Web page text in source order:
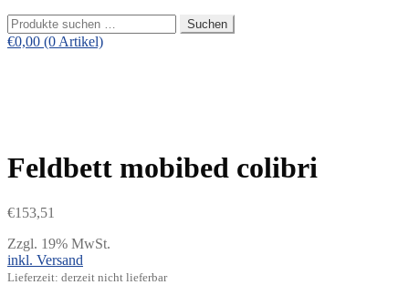
Suchen
nach:
Suchen
€0,00 (0 Artikel)
Feldbett mobibed colibri
€153,51
Zzgl. 19% MwSt.
inkl. Versand
Lieferzeit: derzeit nicht lieferbar